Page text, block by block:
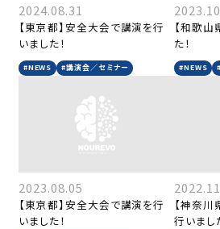
2024.08.31
【東京都】安全大会で講演を行
いました！
#NEWS #講演会／セミナー
【和歌山
た！
#NEWS
2023.08.05
【東京都】安全大会で講演を行
いました！
【神奈川
行いまし